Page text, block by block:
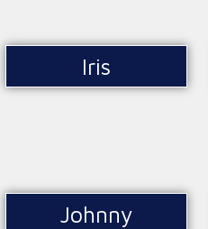
Iris
Johnny